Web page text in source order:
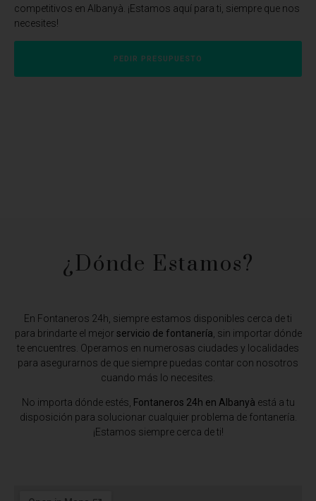
competitivos en Albanyà. ¡Estamos aquí para ti, siempre que nos
necesites!
PEDIR PRESUPUESTO
¿Dónde Estamos?​
En Fontaneros 24h, siempre estamos disponibles cerca de ti
para brindarte el mejor servicio de fontanería , sin importar dónde
te encuentres. Operamos en numerosas ciudades y localidades
para asegurarnos de que siempre puedas contar con nosotros
cuando más lo necesites.
No importa dónde estés, Fontaneros 24h en Albanyà está a tu
disposición para solucionar cualquier problema de fontanería.
¡Estamos siempre cerca de ti!